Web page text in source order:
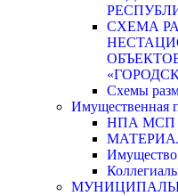
СХЕМА
Схемы
Имущественная
НПА МСП
Имущество